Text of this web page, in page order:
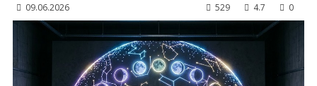
09.06.2026 529 4.7 0